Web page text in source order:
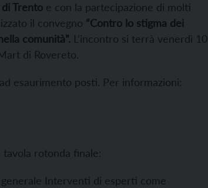
Trento e con la partecipazione di molti
il convegno “Contro lo stigma dei
comunità”. L’incontro si terrà venerdì 10
di Rovereto.
esaurimento posti. Per informazioni:
rotonda finale:
Interventi di esperti come